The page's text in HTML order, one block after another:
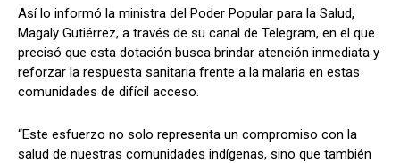
Así lo informó la ministra del Poder Popular para la Salud,
Magaly Gutiérrez, a través de su canal de Telegram, en el que
precisó que esta dotación busca brindar atención inmediata y
reforzar la respuesta sanitaria frente a la malaria en estas
comunidades de difícil acceso.
“Este esfuerzo no solo representa un compromiso con la
salud de nuestras comunidades indígenas, sino que también